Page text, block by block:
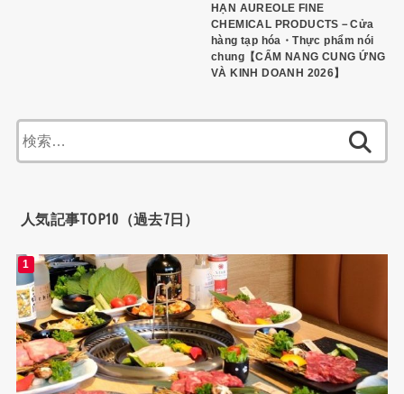
HẠN AUREOLE FINE
CHEMICAL PRODUCTS－Cửa
hàng tạp hóa・Thực phẩm nói
chung【CẨM NANG CUNG ỨNG
VÀ KINH DOANH 2026】
索:
人気記事TOP10（過去7日）